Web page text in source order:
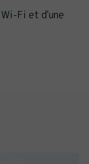
Fi et d'une